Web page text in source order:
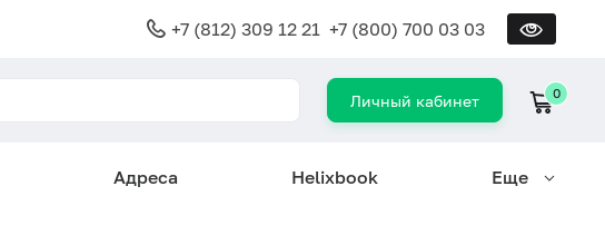
+7 (812) 309 12 21 +7 (800) 700 03 03
Личный кабинет 0
Адреса Helixbook Еще